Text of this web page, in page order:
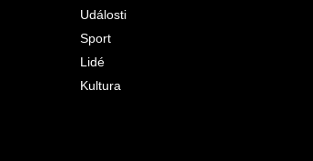
Události
Sport
Lidé
Kultura